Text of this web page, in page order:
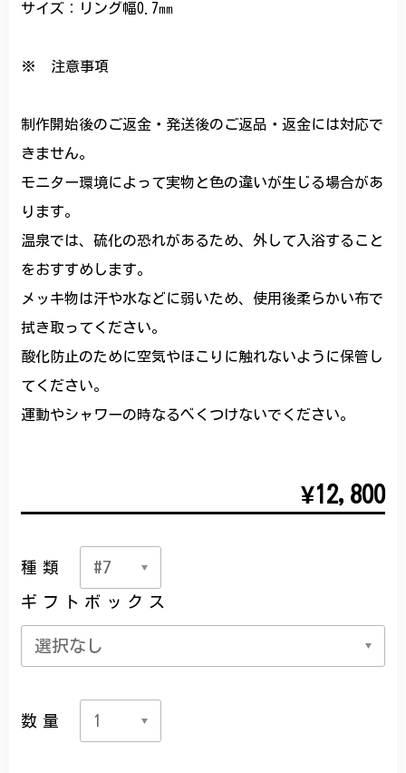
サイズ：リング幅0.7㎜
※ 注意事項
制作開始後のご返金・発送後のご返品・返金には対応で
きません。
モニター環境によって実物と色の違いが生じる場合があ
ります。
温泉では、硫化の恐れがあるため、外して入浴すること
をおすすめします。
メッキ物は汗や水などに弱いため、使用後柔らかい布で
拭き取ってください。
酸化防止のために空気やほこりに触れないように保管し
てください。
運動やシャワーの時なるべくつけないでください。
¥12,800
種類
ギフトボックス
数量